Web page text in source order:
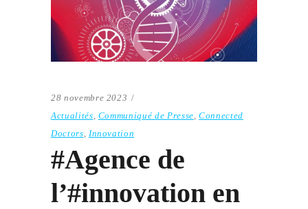
28 novembre 2023
Actualités Communiqué de Presse ,Connected
Doctors Innovation
#Agence de
l’#innovation en